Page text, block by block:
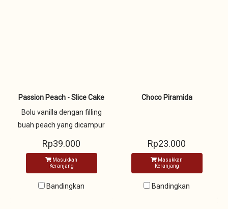
Passion Peach - Slice Cake
Bolu vanilla dengan filling
buah peach yang dicampur
dicover dengan fresh cream
dan hiasan buah segar
diatasnya
Rp39.000
Masukkan
Keranjang
Bandingkan
Choco Piramida
Rp23.000
Masukkan
Keranjang
Bandingkan